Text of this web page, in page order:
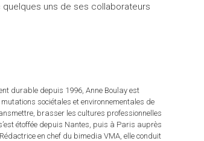
quelques uns de ses collaborateurs
durable depuis 1996, Anne Boulay est
sociétales et environnementales de
brasser les cultures professionnelles
étoffée depuis Nantes, puis à Paris auprès
en chef du bimedia VMA, elle conduit